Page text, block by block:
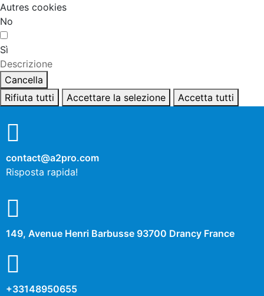
Autres cookies
No
Sì
Descrizione
Cancella
Rifiuta tutti
Accettare la selezione Accetta tutti
contact@a2pro.com
Risposta rapida!
149, Avenue Henri Barbusse 93700 Drancy France
+33148950655